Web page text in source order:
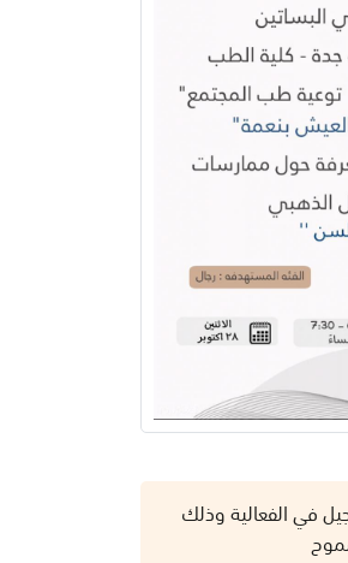
في الفعالية وذلك